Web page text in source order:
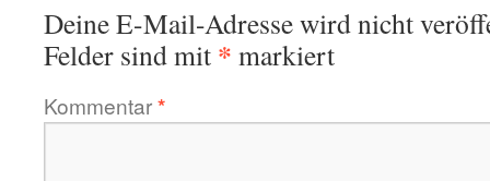
Deine E-Mail-Adresse wird nicht
Felder sind mit * markiert
Kommentar*